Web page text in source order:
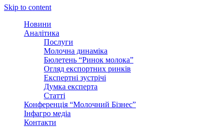
Skip to content
Новини
Аналітика
Послуги
Молочна динаміка
Бюлетень “Ринок молока”
Огляд експортних ринків
Експертні зустрічі
Думка експерта
Статті
Конференція “Молочний Бізнес”
Інфагро медіа
Контакти